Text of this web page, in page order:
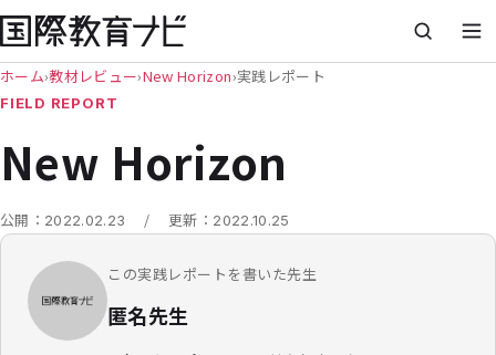
ホーム›教材レビュー›New Horizon›実践レポート
FIELD REPORT
New Horizon
公開： 2022.02.23 / 更新： 2022.10.25
この実践レポートを書いた先生
匿名先生